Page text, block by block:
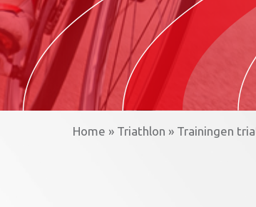
Home » Triathlon » Trainingen